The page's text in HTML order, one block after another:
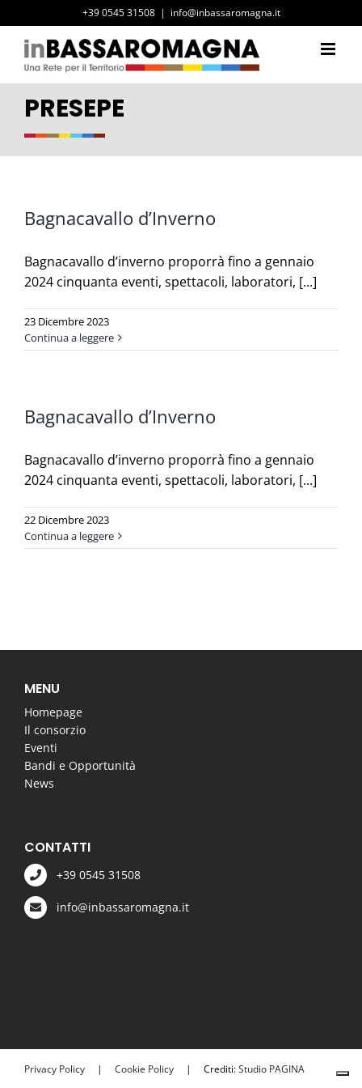
al
contenuto
+39 0545 31508 | info@inbassaromagna.it
PRESEPE
Bagnacavallo d’Inverno
Bagnacavallo d’inverno proporrà fino a gennaio
2024 cinquanta eventi, spettacoli, laboratori, [...]
23 Dicembre 2023
Continua a leggere
Bagnacavallo d’Inverno
Bagnacavallo d’inverno proporrà fino a gennaio
2024 cinquanta eventi, spettacoli, laboratori, [...]
22 Dicembre 2023
Continua a leggere
MENU
Homepage
Il consorzio
Eventi
Bandi e Opportunità
News
CONTATTI
+39 0545 31508
info@inbassaromagna.it
Privacy Policy| Cookie Policy| Crediti:Studio PAGINA